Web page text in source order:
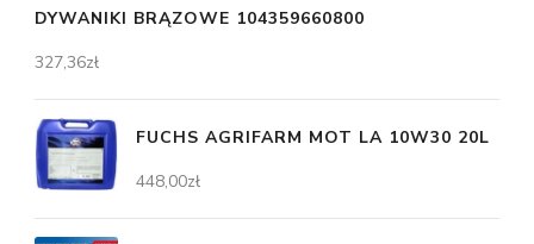
DYWANIKI BRĄZOWE 104359660800
327,36zł
FUCHS AGRIFARM MOT LA 10W30 20L
448,00zł